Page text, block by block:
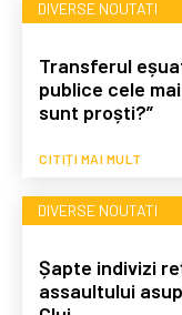
DIVERSE NOUTATI
Transferul
publice cele
sunt proști?”
CITIȚI MAI MULT
DIVERSE NOUTATI
Șapte indivizi
assaultului